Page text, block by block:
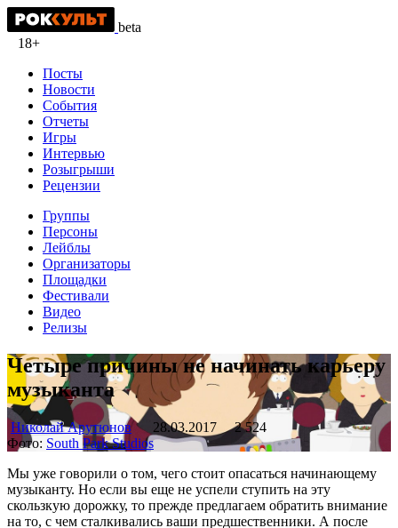
beta
18+
Посты
Новости
События
Отчеты
Игры
Интервью
Розыгрыши
Рецензии
Группы
Персоны
Лейблы
Организаторы
Площадки
Фестивали
Видео
Релизы
Четыре причины не начинать карьеру
музыканта
Николай Арутюнов 28.03.2017
2 524
Фото: South Park Studios
Мы уже говорили о том, чего стоит опасаться начинающему
музыканту. Но если вы еще не успели ступить на эту
скользкую дорожку, то прежде предлагаем обратить внимание
на то, с чем сталкивались ваши предшественники. А после